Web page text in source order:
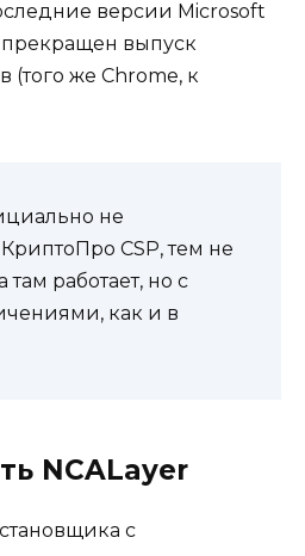
версии Microsoft
прекращен выпуск
(того же Chrome, к
не
CSP, тем не
работает, но с
как и в
NCALayer
с